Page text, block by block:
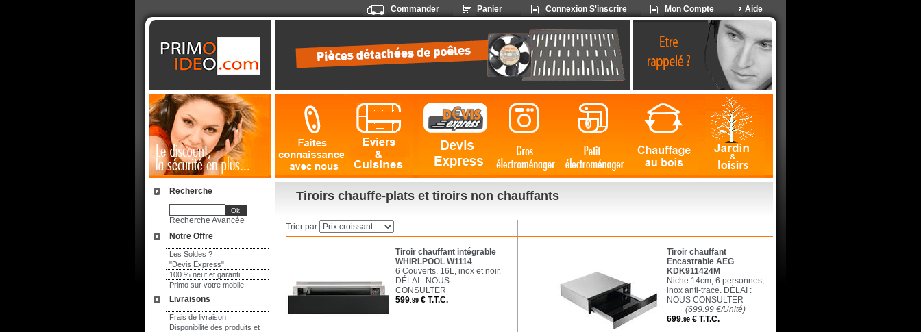
Aide
Mon Compte
Connexion S'inscrire
Panier
Commander
Notre Offre
Les Soldes ?
"Devis Express"
100 % neuf et garanti
Primo sur votre mobile
Livraisons
Frais de livraison
Disponibilité des produits et
Recherche
Recherche Avancée
Tiroirs chauffe-plats et tiroirs non chauffants
Trier par
Tiroir chauffant intégrable
WHIRLPOOL W1114
6 Couverts, 16L, inox et noir.
DÉLAI : NOUS
CONSULTER
599.99 € T.T.C.
Tiroir chauffant
Encastrable AEG
KDK911424M
Niche 14cm, 6 personnes,
inox anti-trace. DÉLAI :
NOUS CONSULTER
(699.99 €/Unité)
699.99 € T.T.C.